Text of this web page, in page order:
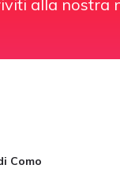
alla nostra
Como